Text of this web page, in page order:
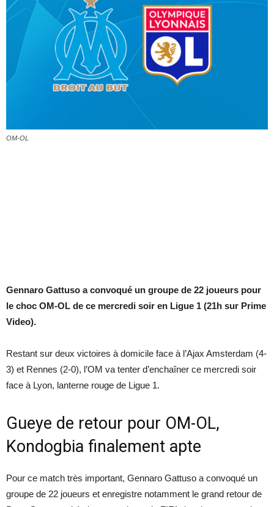
OM-OL
Gennaro Gattuso a convoqué un groupe de 22 joueurs pour
le choc OM-OL de ce mercredi soir en Ligue 1 (21h sur Prime
Video).
Restant sur deux victoires à domicile face à l’Ajax Amsterdam (4-
3) et Rennes (2-0), l’OM va tenter d’enchaîner ce mercredi soir
face à Lyon, lanterne rouge de Ligue 1.
Gueye de retour pour OM-OL,
Kondogbia finalement apte
Pour ce match très important, Gennaro Gattuso a convoqué un
groupe de 22 joueurs et enregistre notamment le grand retour de